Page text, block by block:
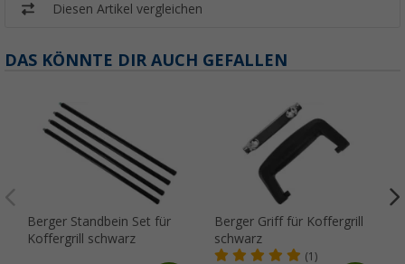
Diesen Artikel vergleichen
DAS KÖNNTE DIR AUCH GEFALLEN
Berger Standbein Set für
Koffergrill schwarz
Berger Griff für Koffergrill
schwarz
(1)